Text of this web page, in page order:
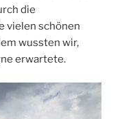
die
vielen schönen
wussten wir,
erwartete.